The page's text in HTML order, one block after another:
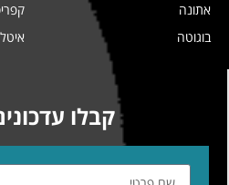
אתונה
בוגוטה
קבלו